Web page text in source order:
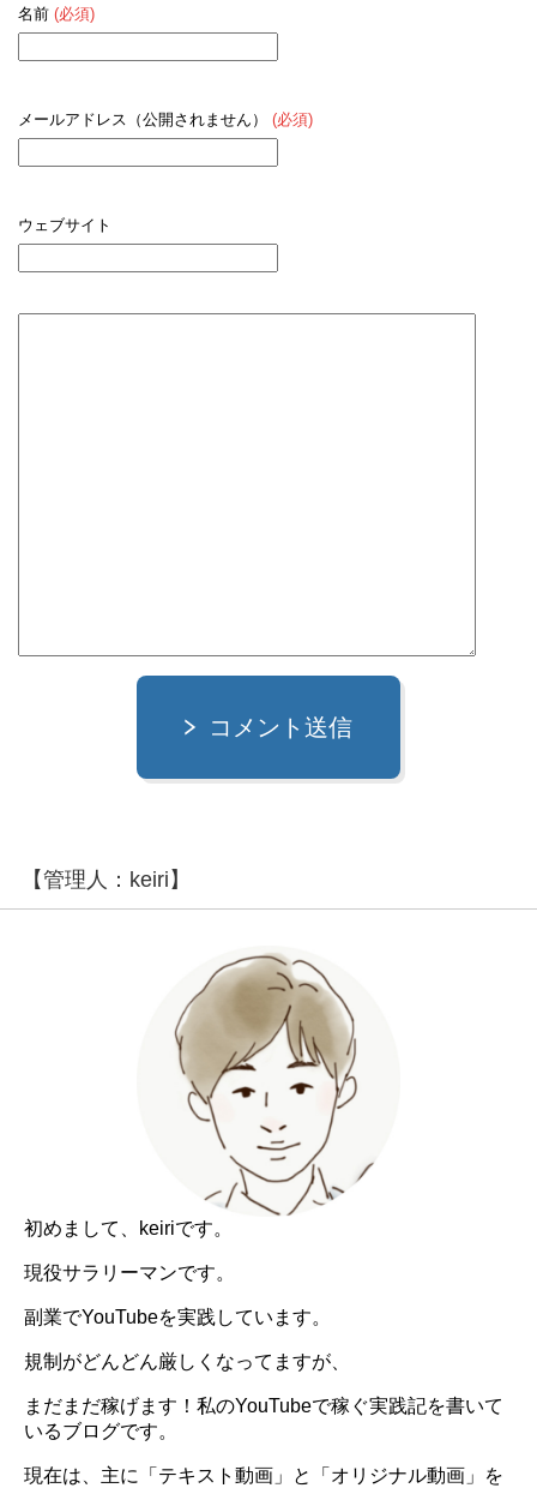
名前 (必須)
メールアドレス（公開されません） (必須)
ウェブサイト
コメント送信
【管理人：keiri】
初めまして、keiriです。
現役サラリーマンです。
副業でYouTubeを実践しています。
規制がどんどん厳しくなってますが、
まだまだ稼げます！私のYouTubeで稼ぐ実践記を書いて
いるブログです。
現在は、主に「テキスト動画」と「オリジナル動画」を